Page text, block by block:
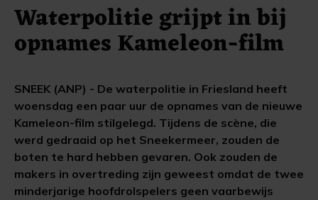
Waterpolitie grijpt in bij
opnames Kameleon-film
SNEEK (ANP) - De waterpolitie in Friesland heeft
woensdag een paar uur de opnames van de nieuwe
Kameleon-film stilgelegd. Tijdens de scène, die
werd gedraaid op het Sneekermeer, zouden de
boten te hard hebben gevaren. Ook zouden de
makers in overtreding zijn geweest omdat de twee
minderjarige hoofdrolspelers geen vaarbewijs